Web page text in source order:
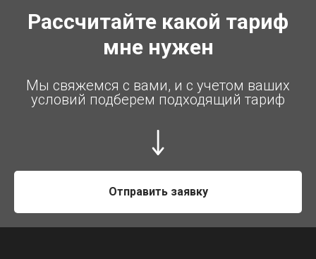
Рассчитайте какой тариф
мне нужен
Мы свяжемся с вами, и с учетом ваших
условий подберем подходящий тариф
Отправить заявку